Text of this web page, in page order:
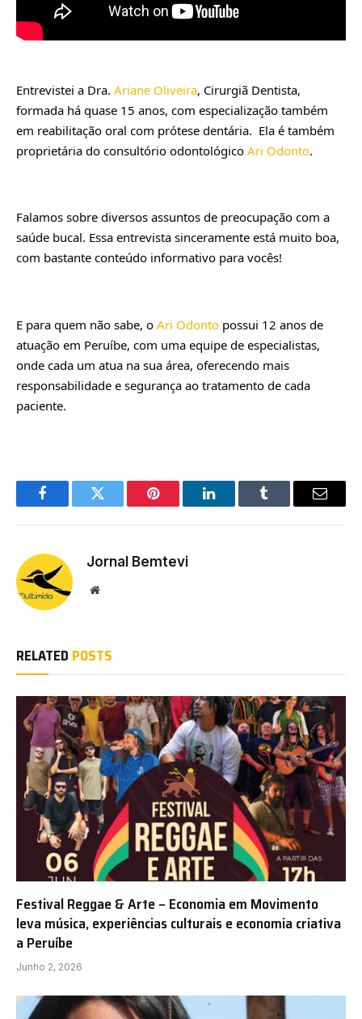
Entrevistei a Dra. Ariane Oliveira, Cirurgiã Dentista,
formada há quase 15 anos, com especialização também
em reabilitação oral com prótese dentária.  Ela é também
proprietária do consultório odontológico Ari Odonto.
Falamos sobre diversos assuntos de preocupação com a
saúde bucal. Essa entrevista sinceramente está muito boa,
com bastante conteúdo informativo para vocês!
E para quem não sabe, o Ari Odonto possui 12 anos de
onde cada um atua na sua área, oferecendo mais
responsabilidade e segurança ao tratamento de cada
paciente.
FacebookTwitter Pinterest LinkedInTumblr Email
Jornal Bemtevi
Website
RELATED POSTS
Festival Reggae & Arte – Economia em Movimento
leva música, experiências culturais e economia criativa
a Peruíbe
Junho 2, 2026